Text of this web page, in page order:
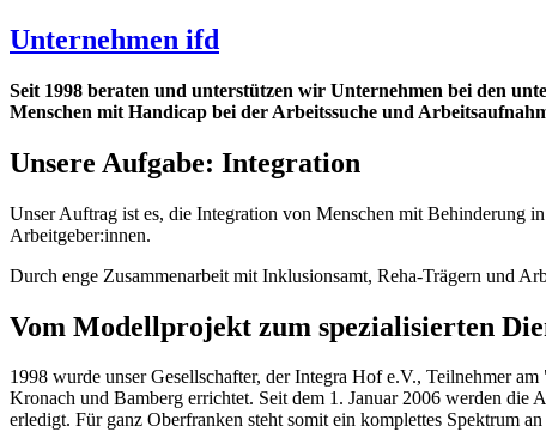
Unternehmen ifd
Seit 1998 beraten und unterstützen wir Unternehmen bei den
Menschen mit Handicap bei der Arbeitssuche und
Unsere Aufgabe: Integration
Unser Auftrag ist es, die Integration von Menschen mit Behinderung
Arbeitgeber:innen.
Durch enge Zusammenarbeit mit Inklusionsamt, Reha-Trägern und
Vom Modellprojekt zum spezialisierten
1998 wurde unser Gesellschafter, der Integra Hof e.V., Teilnehmer
Kronach und Bamberg errichtet. Seit dem 1. Januar 2006 werden
erledigt. Für ganz Oberfranken steht somit ein komplettes Spektrum